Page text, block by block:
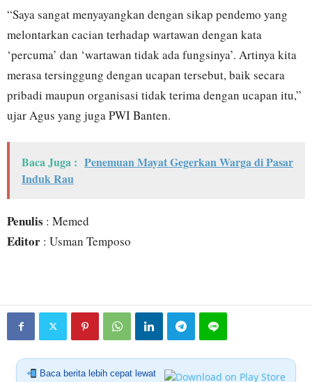
“Saya sangat menyayangkan dengan sikap pendemo yang
melontarkan cacian terhadap wartawan dengan kata
‘percuma’ dan ‘wartawan tidak ada fungsinya’. Artinya kita
merasa tersinggung dengan ucapan tersebut, baik secara
pribadi maupun organisasi tidak terima dengan ucapan itu,”
ujar Agus yang juga PWI Banten.
Baca Juga : Penemuan Mayat Gegerkan Warga di Pasar
Induk Rau
Penulis : Memed
Editor : Usman Temposo
Baca berita lebih cepat lewat